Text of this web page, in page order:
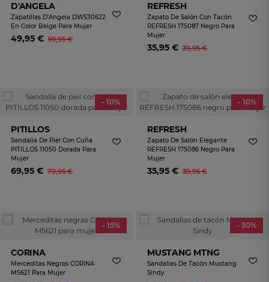
D'ANGELA
Zapatillas D'Angela DWS30622
En Color Beige Para Mujer
49,95 € 59,95 €
REFRESH
Zapato De Salón Con Tacón
REFRESH 175087 Negro Para
Mujer
35,95 € 39,95 €
- 10%
PITILLOS
Sandalia De Piel Con Cuña
PITILLOS 11050 Dorada Para
Mujer
69,95 € 79,95 €
- 10%
REFRESH
Zapato De Salón Elegante
REFRESH 175086 Negro Para
Mujer
35,95 € 39,95 €
- 15%
CORINA
Merceditas Negras CORINA
M5621 Para Mujer
- 30%
MUSTANG MTNG
Sandalias De Tacón Mustang
Sindy